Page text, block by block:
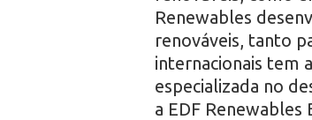
Renewables
renováveis, tanto
internacionais tem
especializada no
a EDF